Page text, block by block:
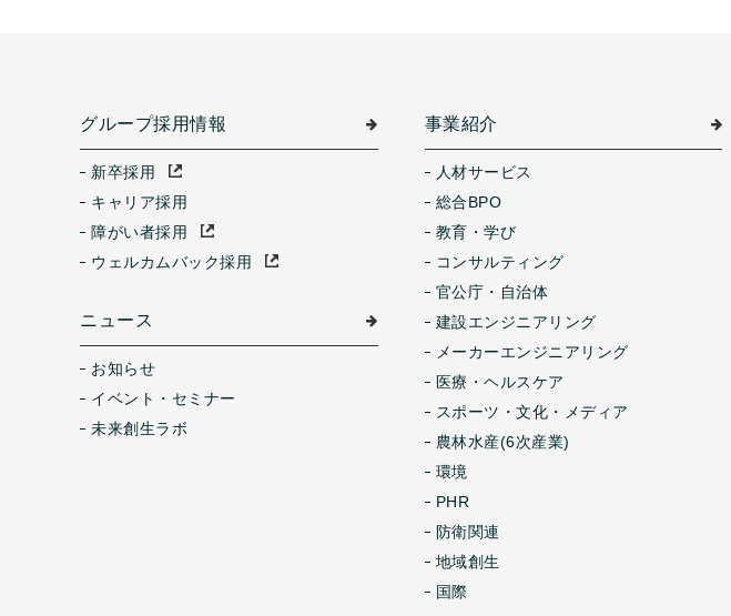
グループ採用情報
新卒採用
キャリア採用
障がい者採用
ウェルカムバック採用
ニュース
お知らせ
イベント・セミナー
未来創生ラボ
事業紹介
人材サービス
総合BPO
教育・学び
コンサルティング
官公庁・自治体
建設エンジニアリング
メーカーエンジニアリング
医療・ヘルスケア
スポーツ・文化・メディア
農林水産(6次産業)
環境
PHR
防衛関連
地域創生
国際